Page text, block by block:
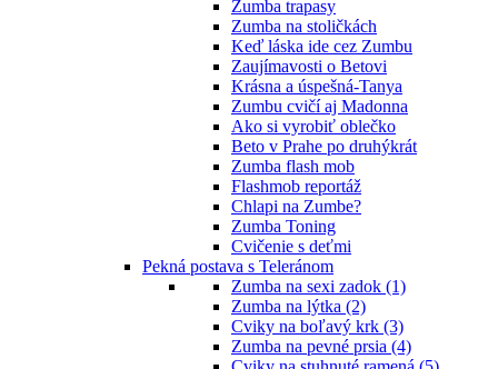
Zumba trapasy
Zumba na stoličkách
Keď láska ide cez Zumbu
Zaujímavosti o Betovi
Krásna a úspešná-Tanya
Zumbu cvičí aj Madonna
Ako si vyrobiť oblečko
Beto v Prahe po druhýkrát
Zumba flash mob
Flashmob reportáž
Chlapi na Zumbe?
Zumba Toning
Cvičenie s deťmi
Pekná postava s Teleránom
Zumba na sexi zadok (1)
Zumba na lýtka (2)
Cviky na boľavý krk (3)
Zumba na pevné prsia (4)